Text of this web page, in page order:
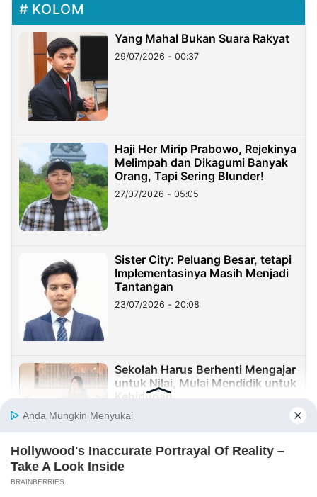
KOLOM
Yang Mahal Bukan Suara Rakyat
29/07/2026 - 00:37
Haji Her Mirip Prabowo, Rejekinya
Melimpah dan Dikagumi Banyak
Orang, Tapi Sering Blunder!
27/07/2026 - 05:05
Sister City: Peluang Besar, tetapi
Implementasinya Masih Menjadi
Tantangan
23/07/2026 - 20:08
Sekolah Harus Berhenti Mengajar
untuk Nilai, Mulai Mendidik untuk
Kehidupan
23/07/2026 - 19:59